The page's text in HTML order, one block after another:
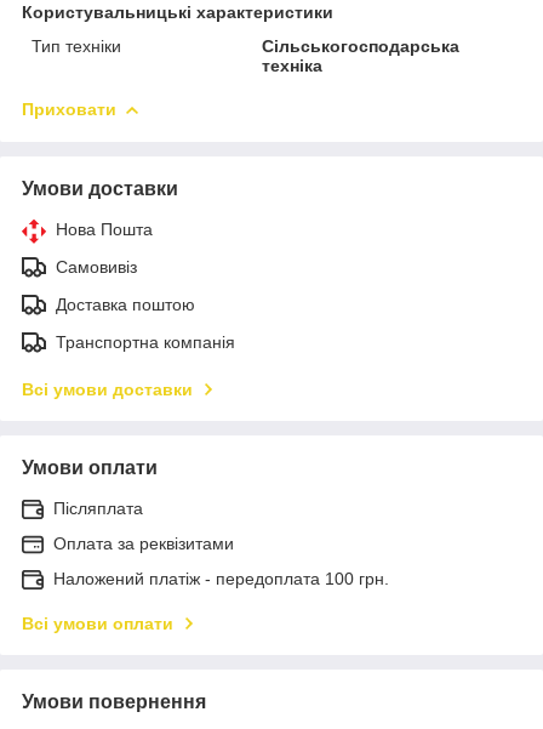
Користувальницькі характеристики
Тип техніки
Сільськогосподарська
техніка
Приховати
Умови доставки
Нова Пошта
Самовивіз
Доставка поштою
Транспортна компанія
Всі умови доставки
Умови оплати
Післяплата
Оплата за реквізитами
Наложений платіж - передоплата 100 грн.
Всі умови оплати
Умови повернення